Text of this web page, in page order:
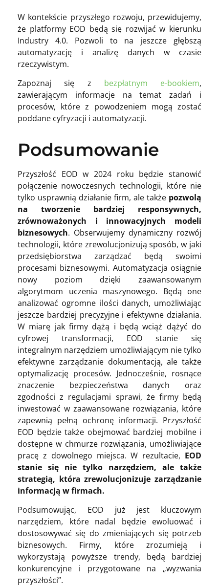
W kontekście przyszłego rozwoju, przewidujemy,
że platformy EOD będą się rozwijać w kierunku
Industry 4.0. Pozwoli to na jeszcze głębszą
automatyzację i analizę danych w czasie
rzeczywistym.
Zapoznaj się z bezpłatnym e-bookiem,
zawierającym informacje na temat zadań i
procesów, które z powodzeniem mogą zostać
poddane cyfryzacji i automatyzacji.
Podsumowanie
Przyszłość EOD w 2024 roku będzie stanowić
połączenie nowoczesnych technologii, które nie
tylko usprawnią działanie firm, ale także pozwolą
na tworzenie bardziej responsywnych,
zrównoważonych i innowacyjnych modeli
biznesowych. Obserwujemy dynamiczny rozwój
technologii, które zrewolucjonizują sposób, w jaki
przedsiębiorstwa zarządzać będą swoimi
procesami biznesowymi. Automatyzacja osiągnie
nowy poziom dzięki zaawansowanym
algorytmom uczenia maszynowego. Będą one
analizować ogromne ilości danych, umożliwiając
jeszcze bardziej precyzyjne i efektywne działania.
W miarę jak firmy dążą i będą wciąż dążyć do
cyfrowej transformacji, EOD stanie się
integralnym narzędziem umożliwiającym nie tylko
efektywne zarządzanie dokumentacją, ale także
optymalizację procesów. Jednocześnie, rosnące
znaczenie bezpieczeństwa danych oraz
zgodności z regulacjami sprawi, że firmy będą
inwestować w zaawansowane rozwiązania, które
zapewnią pełną ochronę informacji. Przyszłość
EOD będzie także obejmować bardziej mobilne i
dostępne w chmurze rozwiązania, umożliwiające
pracę z dowolnego miejsca. W rezultacie, EOD
stanie się nie tylko narzędziem, ale także
strategią, która zrewolucjonizuje zarządzanie
informacją w firmach.
Podsumowując, EOD już jest kluczowym
narzędziem, które nadal będzie ewoluować i
dostosowywać się do zmieniających się potrzeb
biznesowych. Firmy, które zrozumieją i
wykorzystają powyższe trendy, będą bardziej
konkurencyjne i przygotowane na „wyzwania
przyszłości”.